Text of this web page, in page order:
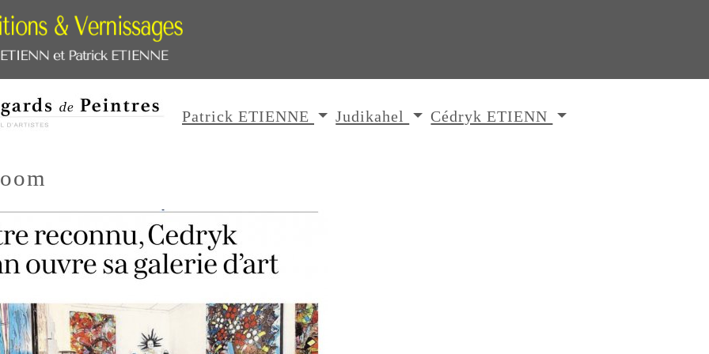
Patrick ETIENNE Judikahel Cédryk ETIENN